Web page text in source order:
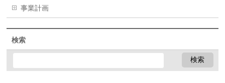
事業計画
検索